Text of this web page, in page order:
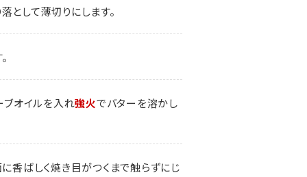
として薄切りにします。
ブオイルを入れ強火でバターを溶かし
香ばしく焼き目がつくまで触らずにじ